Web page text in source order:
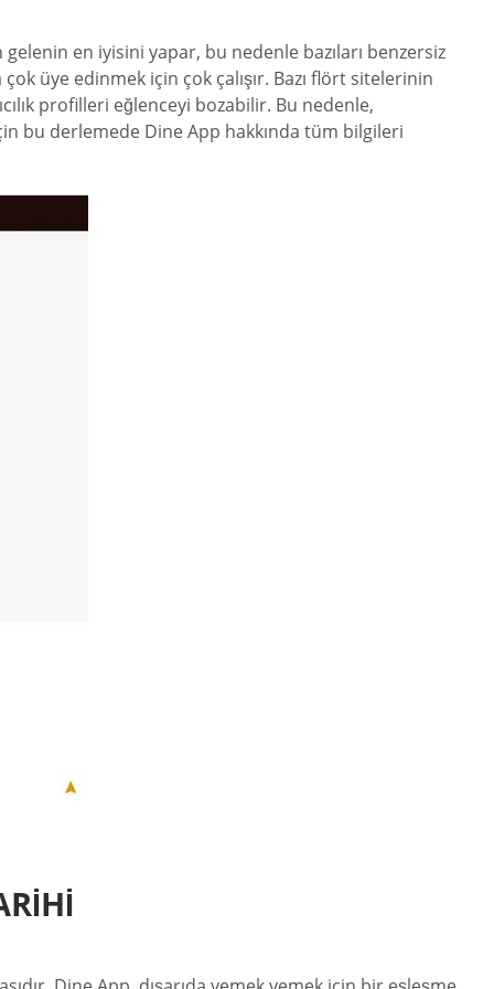
en iyisini yapar, bu nedenle bazıları benzersiz
üye edinmek için çok çalışır. Bazı flört sitelerinin
profilleri eğlenceyi bozabilir. Bu nedenle,
bu derlemede Dine App hakkında tüm bilgileri